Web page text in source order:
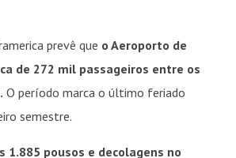
prevê que o Aeroporto de
de 272 mil passageiros entre os
O período marca o último feriado
semestre.
1.885 pousos e decolagens no